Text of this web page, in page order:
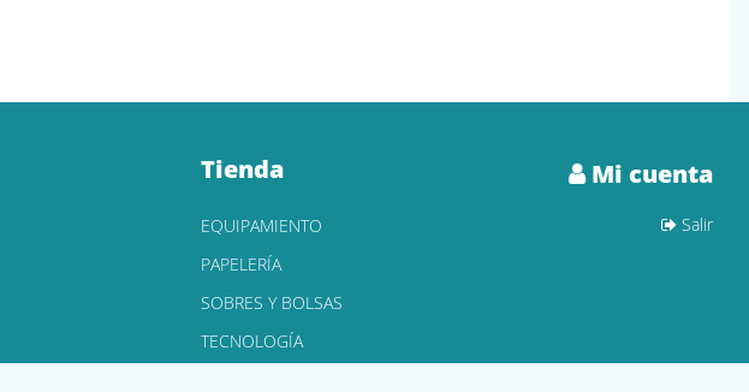
Tienda
EQUIPAMIENTO
PAPELERÍA
SOBRES Y BOLSAS
TECNOLOGÍA
Mi cuenta
Salir